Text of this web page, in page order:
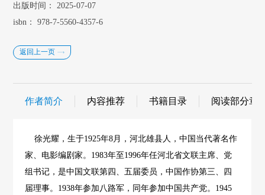
出版时间：
2025-07-07
isbn：
978-7-5560-4357-6
返回上一页
作者简介 内容推荐 书籍目录 阅读部分章
徐光耀，生于1925年8月，河北雄县人，中国当代著名作
家、电影编剧家。1983年至1996年任河北省文联主席、党
组书记，是中国文联第四、五届委员，中国作协第三、四
届理事。1938年参加八路军，同年参加中国共产党。1945